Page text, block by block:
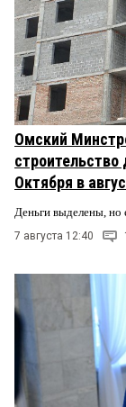
Омский
Октября в
Деньги выделены, но
7 августа 12:40